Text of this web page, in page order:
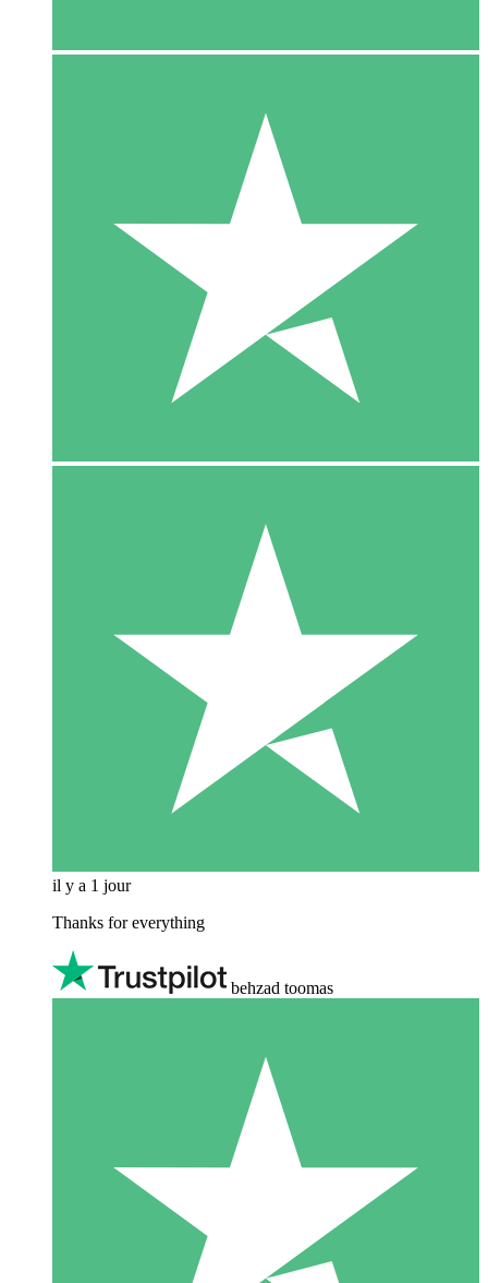
il y a 1 jour
Thanks for everything
behzad toomas